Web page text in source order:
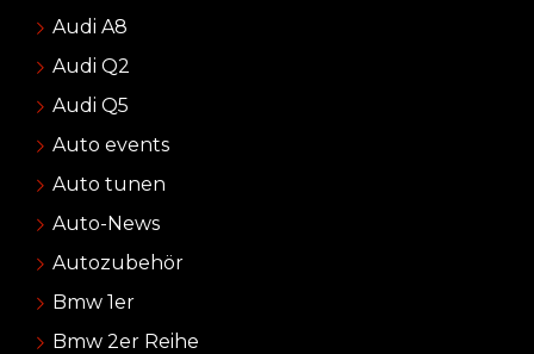
Audi A8
Audi Q2
Audi Q5
Auto events
Auto tunen
Auto-News
Autozubehör
Bmw 1er
Bmw 2er Reihe